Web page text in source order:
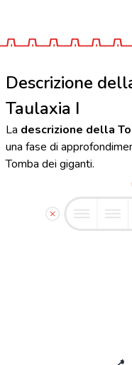
Descrizione
Taulaxia I
La descrizione della
una fase di
Tomba dei giganti.